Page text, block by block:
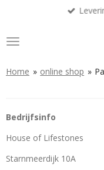
naar
de
Home » online shop »
Bedrijfsinfo
House of Lifestones
Starnmeerdijk 10A